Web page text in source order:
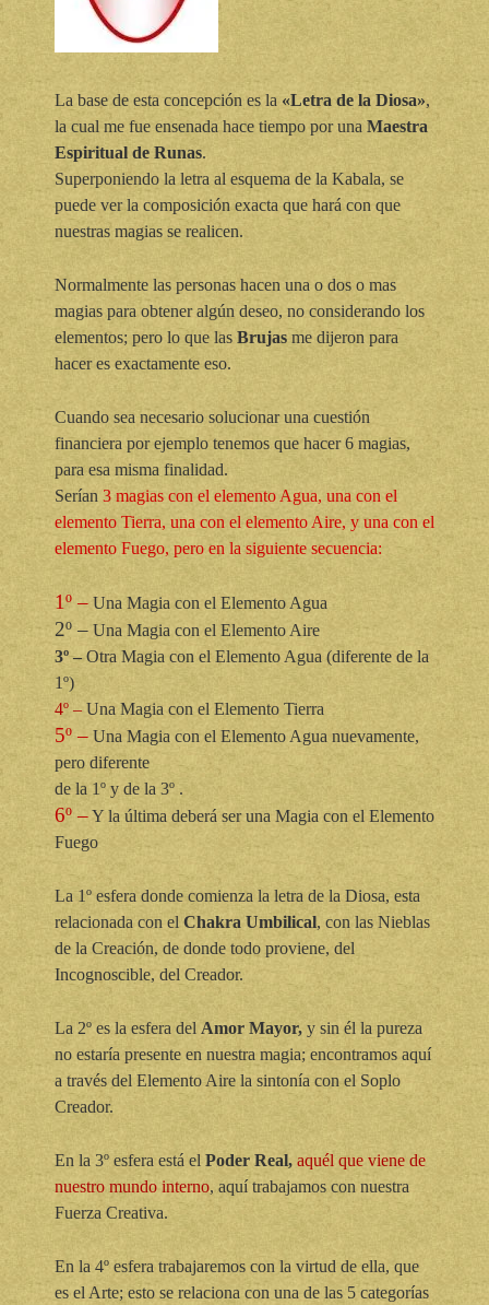
La base de esta concepción es la «Letra de la Diosa»,
la cual me fue ensenada hace tiempo por una Maestra
Espiritual de Runas.
Superponiendo la letra al esquema de la Kabala, se
puede ver la composición exacta que hará con que
nuestras magias se realicen.
Normalmente las personas hacen una o dos o mas
magias para obtener algún deseo, no considerando los
elementos; pero lo que las Brujas me dijeron para
hacer es exactamente eso.
Cuando sea necesario solucionar una cuestión
financiera por ejemplo tenemos que hacer 6 magias,
para esa misma finalidad.
Serían 3 magias con el elemento Agua, una con el
elemento Tierra, una con el elemento Aire, y una con el
elemento Fuego, pero en la siguiente secuencia:
1º – Una Magia con el Elemento Agua
2º – Una Magia con el Elemento Aire
3º –Otra Magia con el Elemento Agua (diferente de la
1º)
4º –Una Magia con el Elemento Tierra
5º – Una Magia con el Elemento Agua nuevamente,
pero diferente
de la 1º y de la 3º .
6º –Y la última deberá ser una Magia con el Elemento
Fuego
La 1º esfera donde comienza la letra de la Diosa, esta
relacionada con el Chakra Umbilical, con las Nieblas
de la Creación, de donde todo proviene, del
Incognoscible, del Creador.
La 2º es la esfera del Amor Mayor, y sin él la pureza
no estaría presente en nuestra magia; encontramos aquí
a través del Elemento Aire la sintonía con el Soplo
Creador.
En la 3º esfera está el Poder Real, aquél que viene de
nuestro mundo interno, aquí trabajamos con nuestra
Fuerza Creativa.
En la 4º esfera trabajaremos con la virtud de ella, que
es el Arte; esto se relaciona con una de las 5 categorías